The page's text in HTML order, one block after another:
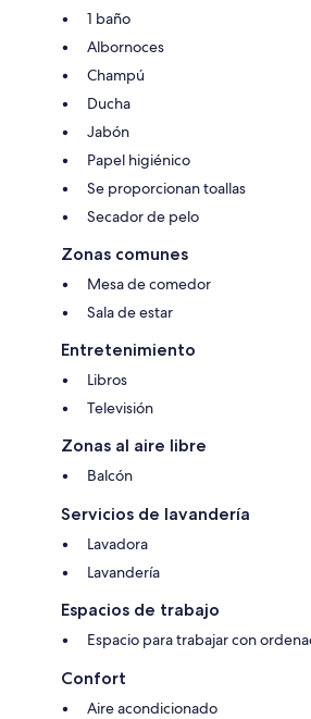
1 baño
Albornoces
Champú
Ducha
Jabón
Papel higiénico
Se proporcionan toallas
Secador de pelo
Zonas comunes
Mesa de comedor
Sala de estar
Entretenimiento
Libros
Televisión
Zonas al aire libre
Balcón
Servicios de lavandería
Lavadora
Lavandería
Espacios de trabajo
Espacio para trabajar con
Confort
Aire acondicionado